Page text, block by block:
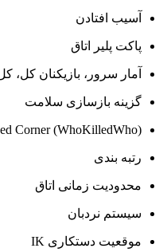
آسیب افتادن
پاکت پلیر اتاق
آمار سرور، بازیکنان کل،
گزینه بازسازی سلامت
Corner (WhoKilledWho)
رتبه بندی
محدودیت زمانی اتاق
سیستم نردبان
موقعیت دستکاری IK